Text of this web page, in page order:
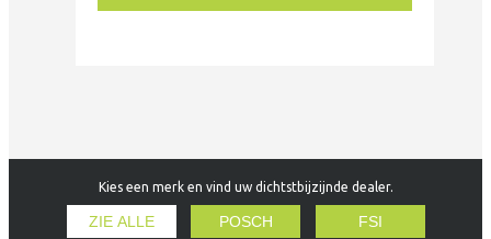
Kies een merk en vind uw dichtstbijzijnde dealer.
ZIE ALLE POSCH FSI